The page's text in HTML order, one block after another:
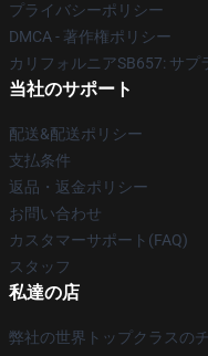
プライバシーポリシー
DMCA - 著作権ポリシー
カリフォルニアSB657: サ
当社のサポート
配送&配送ポリシー
支払条件
返品・返金ポリシー
お問い合わせ
カスタマーサポート(FAQ)
スタッフ
私達の店
弊社の世界トップクラスの